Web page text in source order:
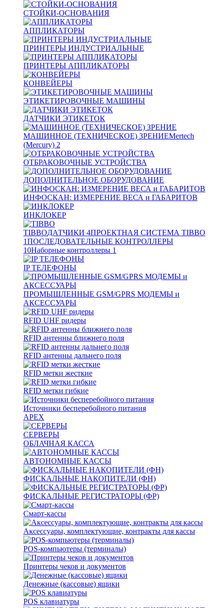
СТОЙКИ-ОСНОВАНИЯ
АППЛИКАТОРЫ
ПРИНТЕРЫ ИНДУСТРИАЛЬНЫЕ
ПРИНТЕРЫ АППЛИКАТОРЫ
КОНВЕЙЕРЫ
ЭТИКЕТИРОВОЧНЫЕ МАШИНЫ
ДАТЧИКИ ЭТИКЕТОК
МАШИННОЕ (ТЕХНИЧЕСКОЕ) ЗРЕНИЕMertech
(Mercury) 2
ОТБРАКОВОЧНЫЕ УСТРОЙСТВА
ДОПОЛНИТЕЛЬНОЕ ОБОРУДОВАНИЕ
ИНФОСКАН: ИЗМЕРЕНИЕ ВЕСА и ГАБАРИТОВ
ИНКЛОКЕР
TIBBOДАТЧИКИ 4ПРОЕКТНАЯ СИСТЕМА TIBBO
1ПОСЛЕДОВАТЕЛЬНЫЕ КОНТРОЛЛЕРЫ
10Наборные контроллеры 1
IP ТЕЛЕФОНЫ
ПРОМЫШЛЕННЫЕ GSM/GPRS МОДЕМЫ и
АКСЕССУАРЫ
RFID UHF ридеры
RFID антенны ближнего поля
RFID антенны дальнего поля
RFID метки жесткие
RFID метки гибкие
Источники бесперебойного питания
APEX
СЕРВЕРЫ
ОБЛАЧНАЯ КАССА
АВТОНОМНЫЕ КАССЫ
ФИСКАЛЬНЫЕ НАКОПИТЕЛИ (ФН)
ФИСКАЛЬНЫЕ РЕГИСТРАТОРЫ (ФР)
Смарт-кассы
Аксессуары, комплектующие, контракты для кассы
POS-компьютеры (терминалы)
Принтеры чеков и документов
Денежные (кассовые) ящики
POS клавиатуры